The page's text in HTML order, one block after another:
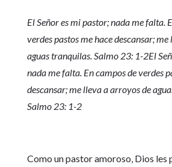
El Señor es mi pastor; nada me falta.
verdes pastos me hace descansar;
aguas tranquilas. Salmo 23: 1-2El
nada me falta. En campos de verdes
descansar; me lleva a arroyos de
Salmo 23: 1-2
Como un pastor amoroso, Dios les